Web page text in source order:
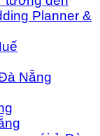
Planner &
Nẵng